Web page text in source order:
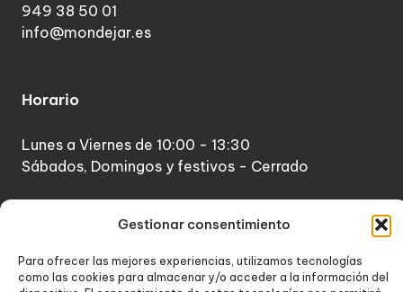
Gestionar consentimiento
Para ofrecer las mejores experiencias, utilizamos tecnologías
como las cookies para almacenar y/o acceder a la información del
949 38 50 01
info@mondejar.es
Horario
Lunes a Viernes de 10:00 - 13:30
Sábados, Domingos y festivos - Cerrado